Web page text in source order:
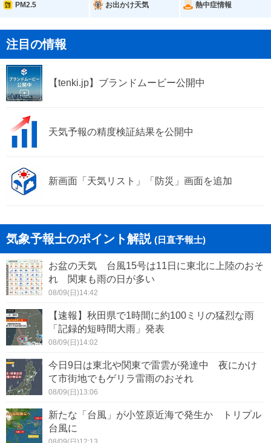
PM2.5 お出かけ天気 熱中症情報
注目の情報
【tenki.jp】ブランドムービー公開中
天気予報の精度検証結果を公開中
新画面「天気リスト」「防災」画面を追加
気象予報士のポイント解説 (日直予報士)
お盆の天気 台風15号は11日に東北に上陸のおそ
れ 関東も雨の日が多い
08/09(日)14:42
【速報】秋田県で1時間に約100ミリの猛烈な雨
「記録的短時間大雨」発表
08/09(日)14:02
今日9日は東北や関東で雷雲が発達中 夜にかけ
て市街地でもゲリラ雷雨のおそれ
08/09(日)13:06
新たな「台風」が小笠原近海で発生か トリプル
台風に